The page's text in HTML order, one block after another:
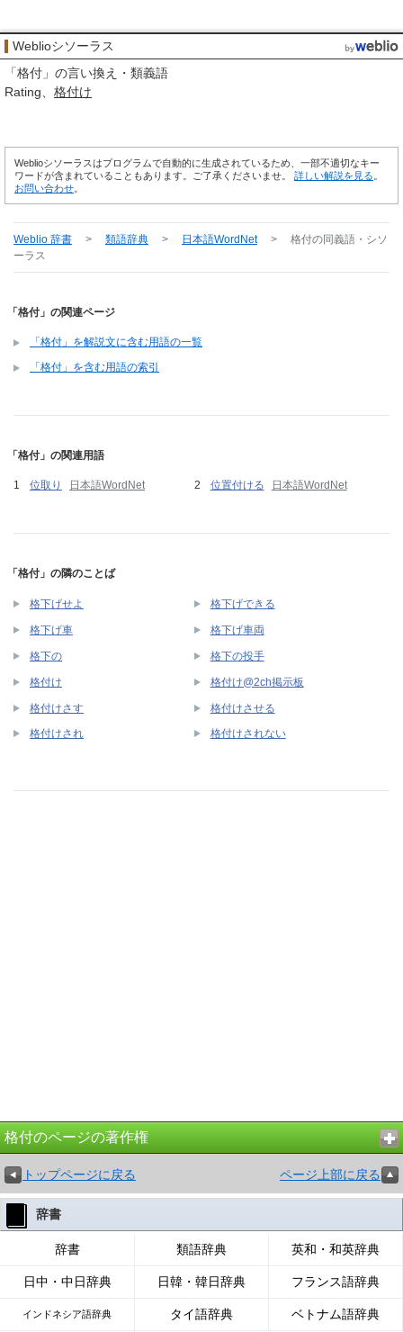
Weblioシソーラス
「格付 」の言い換え・類義語
Rating
格付け
Weblioシソーラスはプログラムで自動的に生成されているため、一部不適切なキー
ワードが含まれていることもあります。ご了承くださいませ。 詳しい解説を見る。
お問い合わせ。
Weblio 辞書 > 類語辞典 > 日本語WordNet > 格付の同義語・シソ
ーラス
「格付」の関連ページ
「格付」を解説文に含む用語の一覧
「格付」を含む用語の索引
「格付」の関連用語
位取り 日本語WordNet 位置付ける 日本語WordNet
「格付」の隣のことば
格下げせよ 格下げできる
格下げ車 格下げ車両
格下の 格下の投手
格付け 格付け@2ch掲示板
格付けさす 格付けさせる
格付けされ 格付けされない
格付のページの著作権
トップページに戻る ページ上部に戻る
辞書
辞書 類語辞典 英和・和英辞典
日中・中日辞典 日韓・韓日辞典 フランス語辞典
インドネシア語辞典 タイ語辞典 ベトナム語辞典